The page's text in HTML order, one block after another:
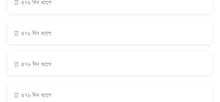
⏰ ৪৭৮ দিন আগে
⏰ ৪৭৮ দিন আগে
⏰ ৪৭৮ দিন আগে
⏰ ৪৭৮ দিন আগে